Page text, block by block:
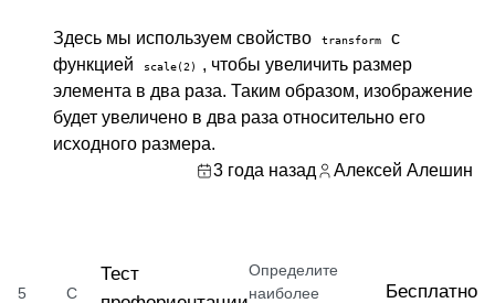
Здесь мы используем свойство transform
с
функцией
scale(2)
, чтобы увеличить размер
элемента в два раза. Таким образом, изображение
будет увеличено в два раза относительно его
исходного размера.
3 года назад
Алексей Алешин
5
С
Тест
Определите
наиболее
Бесплатно